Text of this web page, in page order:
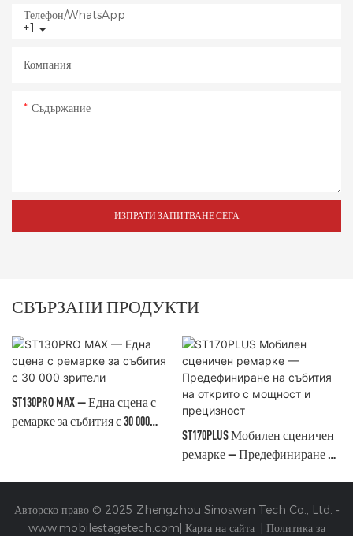
+1
Телефон/WhatsApp
Компания
Съдържание
ИЗПРАТИ ЗАПИТВАНЕ СЕГА
СВЪРЗАНИ ПРОДУКТИ
ST130PRO MAX — Една сцена с
ремарке за събития с 30 000
ST170PLUS Мобилен сценичен
ремарке — Предефиниране на
Авторско право © 2025 Zhengzhou Sinoswan Tech Co., Ltd. -
www.mobilestagetech.com Карта на сайта Политика за